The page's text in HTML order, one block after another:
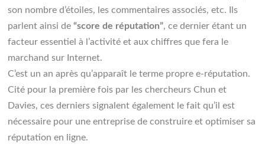
son nombre d’étoiles, les commentaires associés, etc. Ils
parlent ainsi de“score de réputation”, ce dernier étant un
facteur essentiel à l’activité et aux chiffres que fera le
marchand sur Internet.
C’est un an après qu’apparaît le terme propre e-réputation.
Cité pour la première fois par les chercheurs Chun et
Davies, ces derniers signalent également le fait qu’il est
nécessaire pour une entreprise de construire et optimiser sa
réputation en ligne.